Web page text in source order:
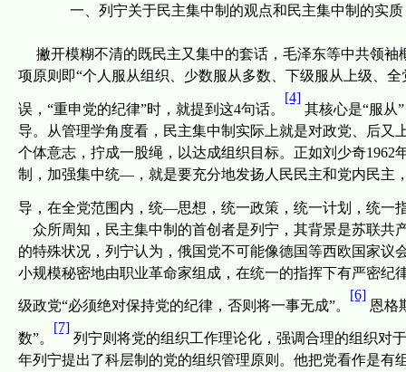
一、 列宁关于民主集中制的观点和民主集中制的实质
撇开模糊不清的既民主又集中的套话，毛泽东等中共领
项原则即“个人服从组织、少数服从多数、下级服从上级、全
误，“重申党的纪律”时，就提到这4句话。
[4]
其核心是“服从
导。从管理学角度看，民主集中制实际上就是对政党、后
个体意志，拧成一股绳，以达成组织目标。正如刘少奇1962
制，加强集中统—，就是要充分地发扬人民民主和党内民主
导，在全党范围内，统—思想，统一政策，统一计划，统一
众所周知，民主集中制的首创者是列宁， 其背景是苏联共
的特殊状况，列宁认为，俄国党不可能像德国等西欧国家
小规模秘密地由职业革命家组成，在统一的指挥下有严密纪
级政党“必须绝对保持党的纪律，否则将一事无成”。
[6]
恩格
数”。
[7]
列宁则将党的组织工作理论化，强调合理的组织对
年列宁提出了科层制的党的组织管理原则。他把党看作是